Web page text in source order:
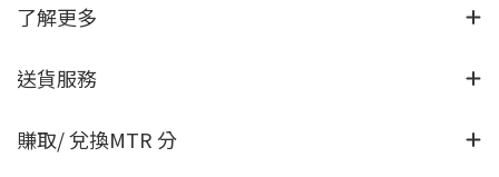
了解更多
送貨服務
賺取/ 兌換MTR 分